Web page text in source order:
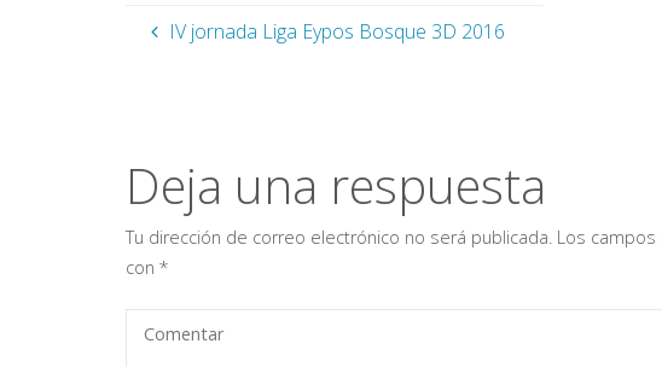
IV jornada Liga Eypos Bosque 3D 2016
Deja una respuesta
Tu dirección de correo electrónico no será publicada. Los
con *